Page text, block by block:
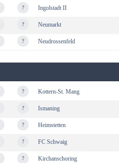
Ingolstadt II
?
Neumarkt
?
Neudrossenfeld
?
Kottern-St. Mang
?
Ismaning
?
Heimstetten
?
FC Schwaig
?
Kirchanschoring
?